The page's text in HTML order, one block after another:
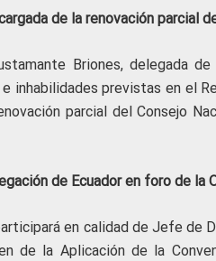
de la renovación parcial
Briones, delegada
inhabilidades previstas en el
parcial del Consejo
de Ecuador en foro de la
en calidad de Jefe de
de la Aplicación de la